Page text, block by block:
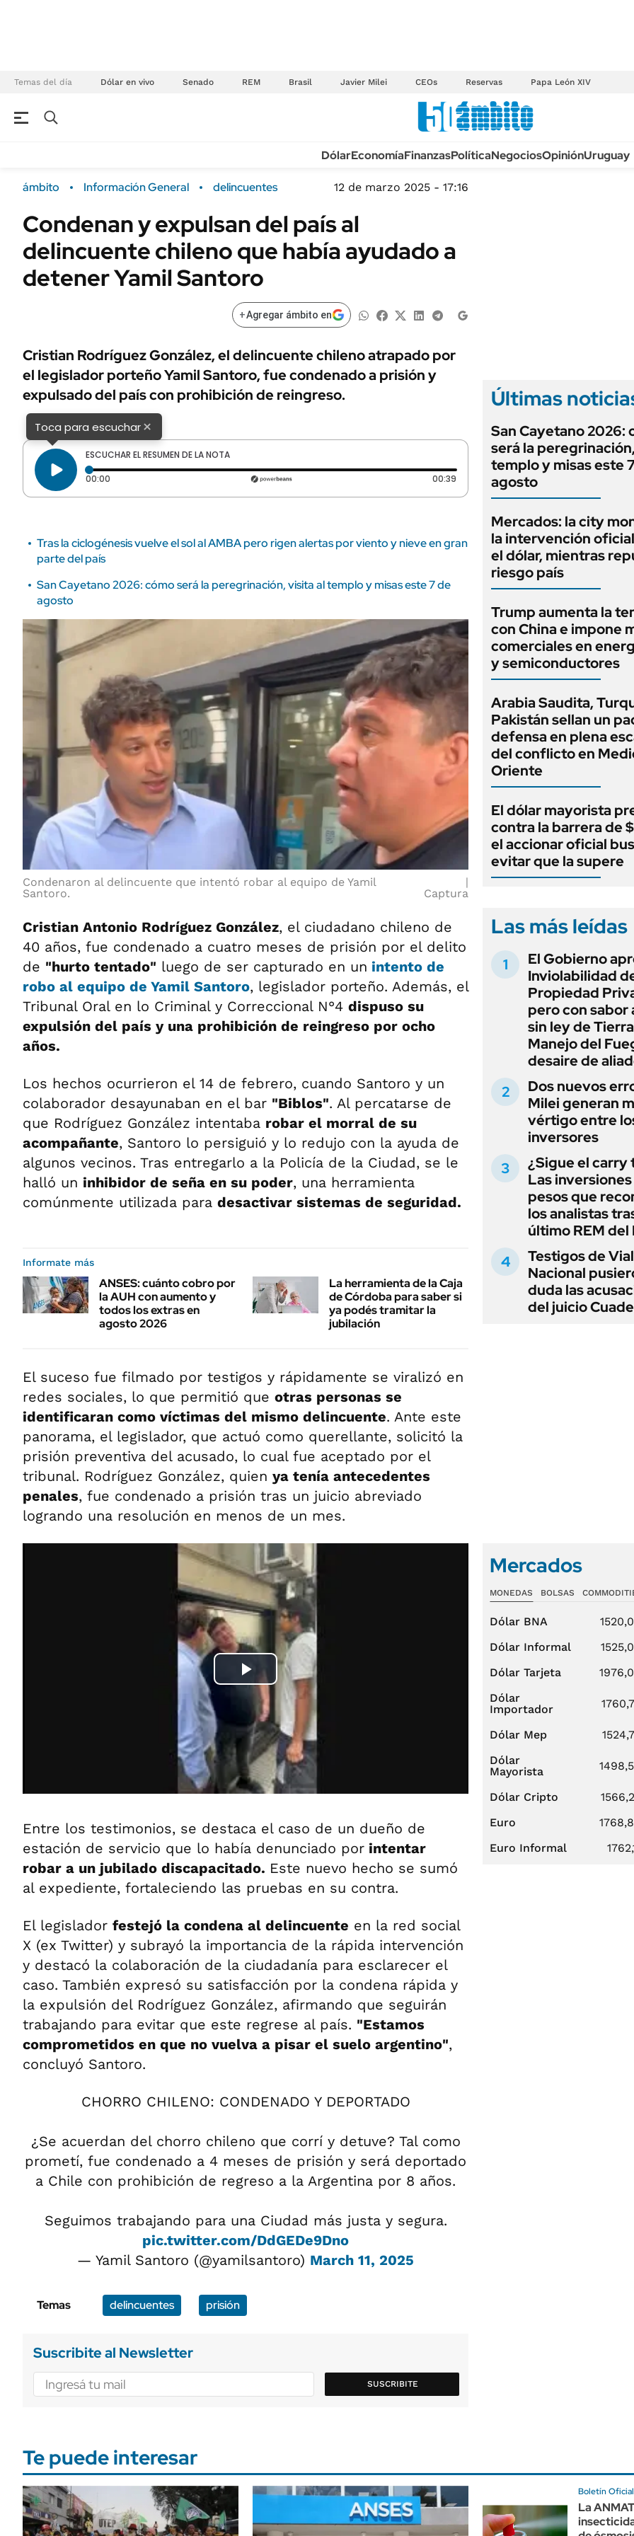
Temas del día Dólar en vivo Senado REM Brasil Javier Milei CEOs Reservas Papa León XIV
Campo
FINANZAS
Dólar
Sustentabilidad
ENERGY REPORT
POLÍTICA
URUGUAY
TECNOLOGÍA
MÉXICO
INFORMACIÓN GENERAL
AUTOS
DólarEconomíaFinanzasPolíticaNegociosOpiniónUruguay
ámbito Información General delincuentes 12 de marzo 2025 - 17:16
Condenan y expulsan del país al
delincuente chileno que había ayudado a
detener Yamil Santoro
+Agregar ámbito en
Cristian Rodríguez González, el delincuente chileno atrapado por
el legislador porteño Yamil Santoro, fue condenado a prisión y
expulsado del país con prohibición de reingreso.
Toca para escuchar×
ESCUCHAR EL RESUMEN DE LA NOTA
00:00 Tiempo transcurrido: 0 segundos 00:39 Duración: 39 segundos
Tras la ciclogénesis vuelve el sol al AMBA pero rigen alertas por viento y nieve en gran
parte del país
San Cayetano 2026: cómo será la peregrinación, visita al templo y misas este 7 de
agosto
Condenaron al delincuente que intentó robar al equipo de Yamil
Santoro.
Captura
Cristian Antonio Rodríguez González, el ciudadano chileno de
40 años, fue condenado a cuatro meses de prisión por el delito
de "hurto tentado" luego de ser capturado en un intento de
robo al equipo de Yamil Santoro, legislador porteño. Además, el
Tribunal Oral en lo Criminal y Correccional N°4 dispuso su
expulsión del país y una prohibición de reingreso por ocho
años.
Los hechos ocurrieron el 14 de febrero, cuando Santoro y un
colaborador desayunaban en el bar "Biblos". Al percatarse de
que Rodríguez González intentaba robar el morral de su
acompañante, Santoro lo persiguió y lo redujo con la ayuda de
algunos vecinos. Tras entregarlo a la Policía de la Ciudad, se le
halló un inhibidor de seña en su poder, una herramienta
comúnmente utilizada para desactivar sistemas de seguridad.
Informate más
ANSES: cuánto cobro por
la AUH con aumento y
todos los extras en
agosto 2026
La herramienta de la Caja
de Córdoba para saber si
ya podés tramitar la
jubilación
El suceso fue filmado por testigos y rápidamente se viralizó en
redes sociales, lo que permitió que otras personas se
identificaran como víctimas del mismo delincuente. Ante este
panorama, el legislador, que actuó como querellante, solicitó la
prisión preventiva del acusado, lo cual fue aceptado por el
tribunal. Rodríguez González, quien ya tenía antecedentes
penales, fue condenado a prisión tras un juicio abreviado
logrando una resolución en menos de un mes.
Entre los testimonios, se destaca el caso de un dueño de
estación de servicio que lo había denunciado por intentar
robar a un jubilado discapacitado. Este nuevo hecho se sumó
al expediente, fortaleciendo las pruebas en su contra.
El legislador festejó la condena al delincuente en la red social
X (ex Twitter) y subrayó la importancia de la rápida intervención
y destacó la colaboración de la ciudadanía para esclarecer el
caso. También expresó su satisfacción por la condena rápida y
la expulsión del Rodríguez González, afirmando que seguirán
trabajando para evitar que este regrese al país. "Estamos
comprometidos en que no vuelva a pisar el suelo argentino",
concluyó Santoro.
CHORRO CHILENO: CONDENADO Y DEPORTADO
¿Se acuerdan del chorro chileno que corrí y detuve? Tal como
prometí, fue condenado a 4 meses de prisión y será deportado
a Chile con prohibición de regreso a la Argentina por 8 años.
Seguimos trabajando para una Ciudad más justa y segura.
pic.twitter.com/DdGEDe9Dno
— Yamil Santoro (@yamilsantoro) March 11, 2025
Temas delincuentes prisión
Suscribite al Newsletter
SUSCRIBITE
Últimas
San Cayetano 2026:
será la
templo y misas este
agosto
Mercados: la city
la intervención
el dólar, mientras
riesgo país
Trump aumenta la
con China e impone
comerciales en
y semiconductores
Arabia Saudita,
Pakistán sellan un
defensa en plena
del conflicto en
Oriente
El dólar mayorista
contra la barrera de
el accionar oficial
evitar que la supere
Las más leídas
El Gobierno
Inviolabilidad
Propiedad
pero con sabor
sin ley de
Manejo del
desaire de
Dos nuevos
Milei generan
vértigo entre
inversores
¿Sigue el carry
Las
pesos que
los analistas
último REM del
Testigos de
Nacional
duda las
del juicio
Mercados
MONEDAS BOLSAS
Dólar BNA
Dólar Informal
Dólar Tarjeta
Dólar
Importador
Dólar Mep
Dólar
Mayorista
Dólar Cripto
Euro
Euro Informal
Te puede interesar
Boletín Oficial
La